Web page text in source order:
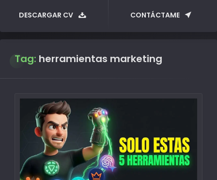
DESCARGAR CV CONTÁCTAME
Tag: herramientas marketing